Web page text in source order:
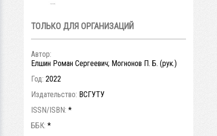
ТОЛЬКО ДЛЯ ОРГАНИЗАЦИЙ
Автор:
Елшин Роман Сергеевич; Могнонов П. Б. (рук.)
Год: 2022
Издательство: ВСГУТУ
ISSN/ISBN: *
ББК: *